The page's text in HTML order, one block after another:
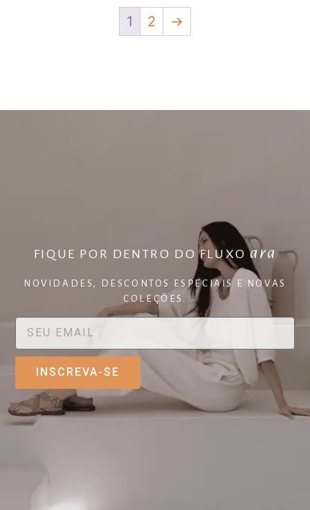
1 2 →
FIQUE POR DENTRO DO FLUXOara
NOVIDADES, DESCONTOS ESPECIAIS E NOVAS
COLEÇÕES.
INSCREVA-SE